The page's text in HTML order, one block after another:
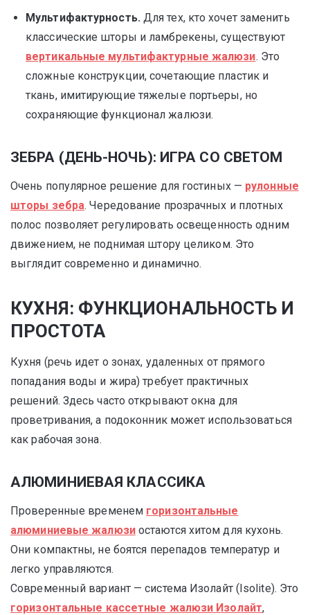
Мультифактурность.Для тех, кто хочет заменить
классические шторы и ламбрекены, существуют
вертикальные мультифактурные жалюзи. Это
сложные конструкции, сочетающие пластик и
ткань, имитирующие тяжелые портьеры, но
сохраняющие функционал жалюзи.
ЗЕБРА (ДЕНЬ-НОЧЬ): ИГРА СО СВЕТОМ
Очень популярное решение для гостиных — рулонные
шторы зебра. Чередование прозрачных и плотных
полос позволяет регулировать освещенность одним
движением, не поднимая штору целиком. Это
выглядит современно и динамично.
КУХНЯ: ФУНКЦИОНАЛЬНОСТЬ И
ПРОСТОТА
Кухня (речь идет о зонах, удаленных от прямого
попадания воды и жира) требует практичных
решений. Здесь часто открывают окна для
проветривания, а подоконник может использоваться
как рабочая зона.
АЛЮМИНИЕВАЯ КЛАССИКА
Проверенные временем горизонтальные
алюминиевые жалюзиостаются хитом для кухонь.
Они компактны, не боятся перепадов температур и
легко управляются.
Современный вариант — система Изолайт (Isolite). Это
горизонтальные кассетные жалюзи Изолайт,